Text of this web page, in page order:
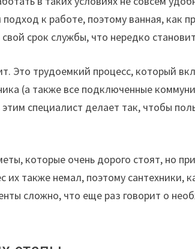
к работе, поэтому ванная, как
срок службы, что нередко
Это трудоемкий процесс, который
(а также все подключенные
специалист делает так, чтобы
которые очень дорого стоят, но
также немал, поэтому сантехники,
сложно, что еще раз говорит о